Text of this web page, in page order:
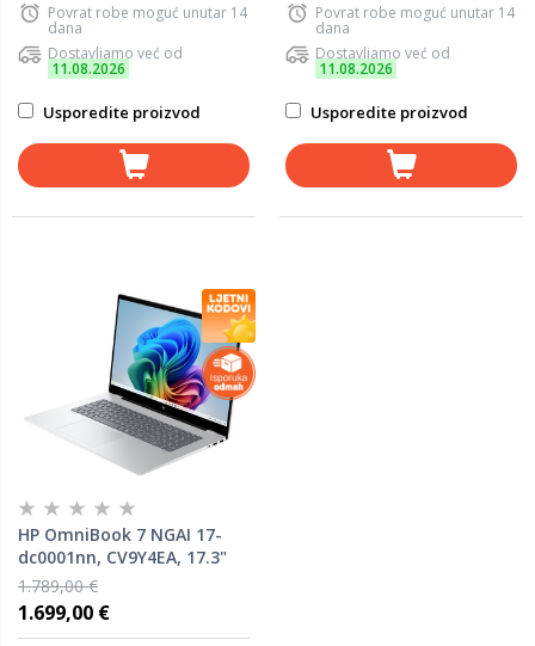
Povrat robe moguć unutar 14
dana
Dostavljamo već od
11.08.2026
Usporedite proizvod
Povrat robe moguć unutar 14
dana
Dostavljamo već od
11.08.2026
Usporedite proizvod
HP OmniBook 7 NGAI 17-
dc0001nn, CV9Y4EA, 17.3"
FHD IPS Touch screen, Intel
Core Ultra 7 258V, 32GB
RAM, 1TB SSD, Intel Arc
1.789,00 €
1.699,00 €